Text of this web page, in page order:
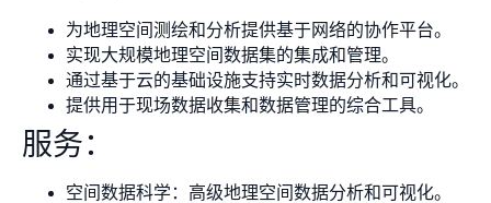
为地理空间测绘和分析提供基于网络的协作平台。
实现大规模地理空间数据集的集成和管理。
通过基于云的基础设施支持实时数据分析和可视化。
提供用于现场数据收集和数据管理的综合工具。
服务：
空间数据科学：高级地理空间数据分析和可视化。